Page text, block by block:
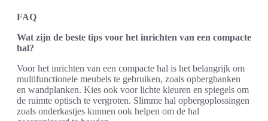
FAQ
Wat zijn de beste tips voor het inrichten van een compacte
hal?
Voor het inrichten van een compacte hal is het belangrijk om
multifunctionele meubels te gebruiken, zoals opbergbanken
en wandplanken. Kies ook voor lichte kleuren en spiegels om
de ruimte optisch te vergroten. Slimme hal opbergoplossingen
zoals onderkastjes kunnen ook helpen om de hal